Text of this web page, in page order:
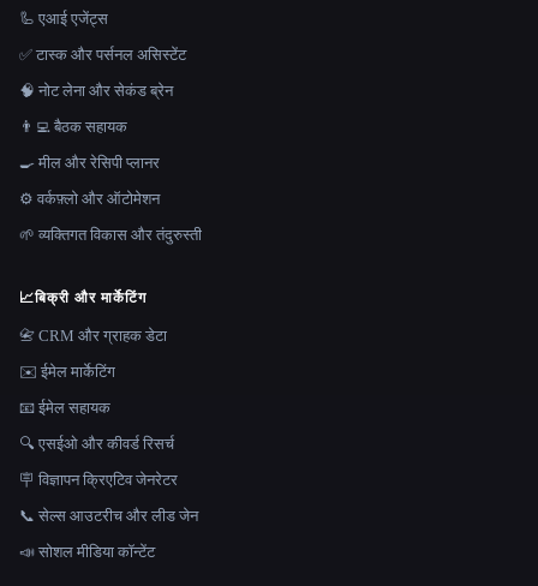
🦾 एआई एजेंट्स
✅ टास्क और पर्सनल असिस्टेंट
🧠 नोट लेना और सेकंड ब्रेन
👨‍💻 बैठक सहायक
🍳 मील और रेसिपी प्लानर
⚙️ वर्कफ़्लो और ऑटोमेशन
🌱 व्यक्तिगत विकास और तंदुरुस्ती
📈बिक्री और मार्केटिंग
📇 CRM और ग्राहक डेटा
✉️ ईमेल मार्केटिंग
📧 ईमेल सहायक
🔍 एसईओ और कीवर्ड रिसर्च
🪧 विज्ञापन क्रिएटिव जेनरेटर
📞 सेल्स आउटरीच और लीड जेन
📣 सोशल मीडिया कॉन्टेंट